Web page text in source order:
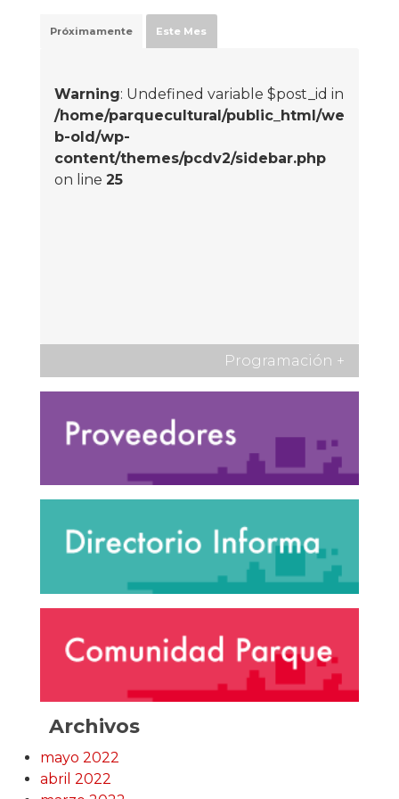
Próximamente Este Mes
Warning: Undefined variable $post_id in
/home/parquecultural/public_html/we
b-old/wp-
content/themes/pcdv2/sidebar.php
on line 25
Programación +
Archivos
mayo 2022
abril 2022